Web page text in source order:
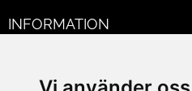
INFORMATION
Köpvillkor